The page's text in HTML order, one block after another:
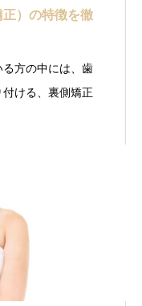
）の特徴を徹
方の中には、歯
ける、裏側矯正